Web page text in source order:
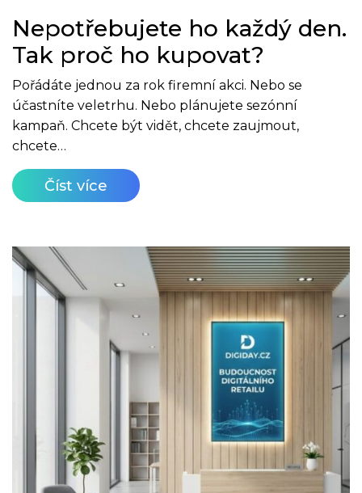
Nepotřebujete ho každý den.
Tak proč ho kupovat?
Pořádáte jednou za rok firemní akci. Nebo se
účastníte veletrhu. Nebo plánujete sezónní
kampaň. Chcete být vidět, chcete zaujmout,
chcete…
Číst více